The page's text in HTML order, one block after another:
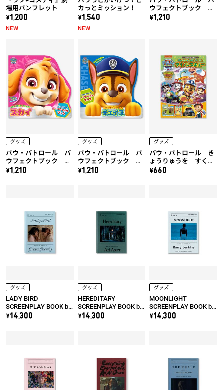
場用パンフレット
\1,200
NEW
カっとミッション！
\1,540
NEW
ウフェクトブック マ
ーシャル
\1,210
グッズ
パウ・パトロール パ
ウフェクトブック ス
カイ
\1,210
グッズ
パウ・パトロール パ
ウフェクトブック チ
ェイス
\1,210
グッズ
パウ・パトロール き
ょうりゅうを すく
え！ ダイノレスキュ
\660
グッズ
LADY BIRD
SCREENPLAY BOOK by
Greta Gerwig
\14,300
グッズ
HEREDITARY
SCREENPLAY BOOK by
Ari Aster
\14,300
グッズ
MOONLIGHT
SCREENPLAY BOOK by
Barry Jenkins
\14,300